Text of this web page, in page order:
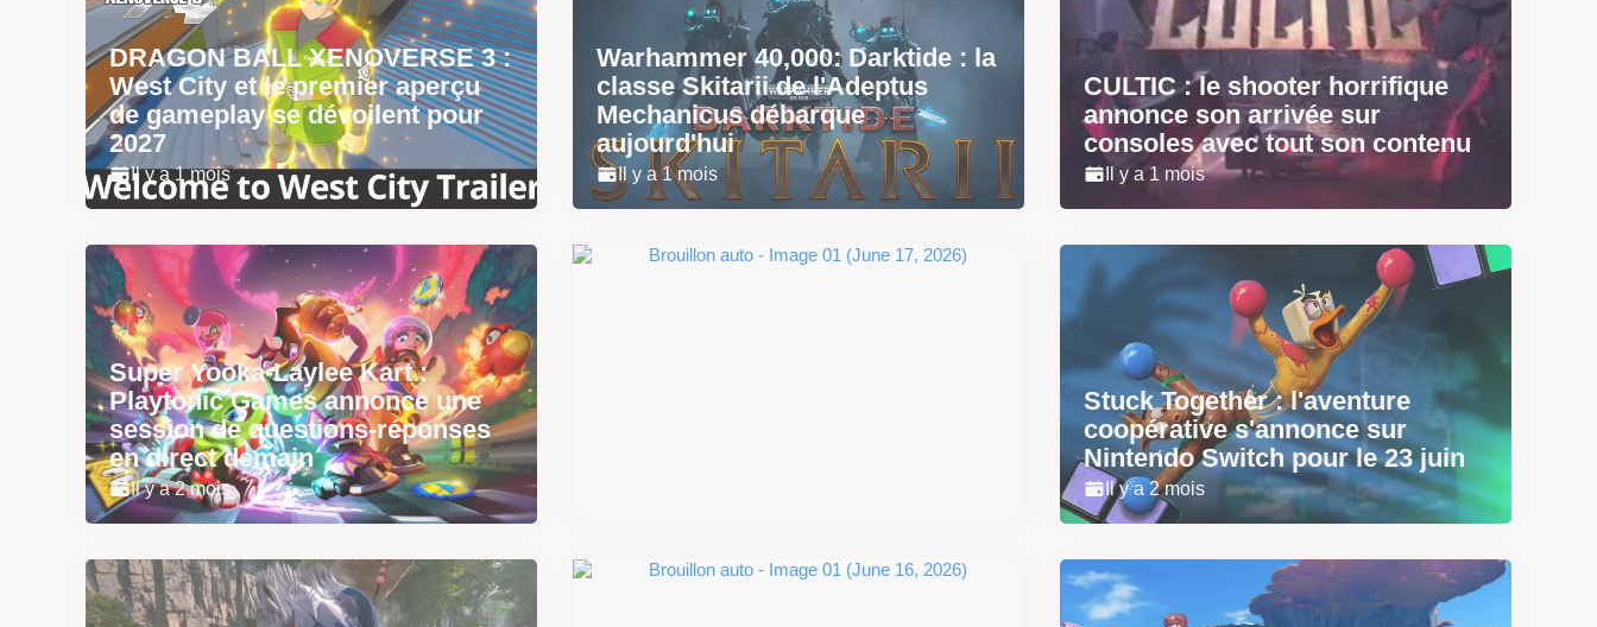
DRAGON BALL XENOVERSE 3 :
West City et le premier aperçu
de gameplay se dévoilent pour
2027
Il y a 1 mois
Warhammer 40,000: Darktide : la
classe Skitarii de l'Adeptus
Mechanicus débarque
aujourd'hui
Il y a 1 mois
CULTIC : le shooter horrifique
annonce son arrivée sur
consoles avec tout son contenu
Il y a 1 mois
Super Yooka-Laylee Kart :
Playtonic Games annonce une
session de questions-réponses
en direct demain
Il y a 2 mois
Stuck Together : l'aventure
coopérative s'annonce sur
Nintendo Switch pour le 23 juin
Il y a 2 mois